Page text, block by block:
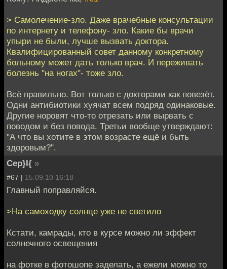
> Самолечение-зло. Даже врачебные консультации
по интернету и телефону- зло. Какие бы врачи
упыри не были, лучше вызвать доктора.
Квалифицированный совет данному конкретному
больному может дать только врач. И переживать
болезнь "на ногах"- тоже зло.
Всё правильно. Вот только с докторами как повезёт.
Одни антибиотики хуячат всем подряд одинаковые.
Другие норовят что-то отрезать или вырвать с
поводом и без повода. Третьи вообще утверждают:
"А что вы хотите в этом возрасте ещё и быть
здоровым?".
Cep}I{ »
#67 | 15.09.10 16:18
Главный поправляйся.
>На самоходку солнце уже не светило
Кстати, камрады, кто в курсе можно ли эффект
солнечного освещения
на фотке в фотошопе заделать, а ежели можно то